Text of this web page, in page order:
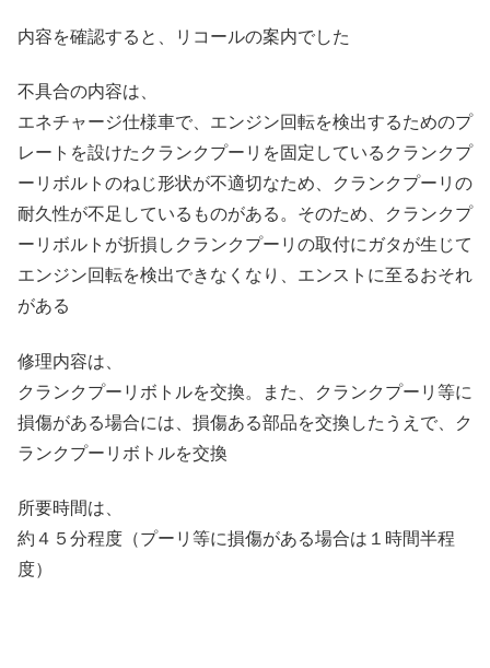
内容を確認すると、リコールの案内でした
不具合の内容は、
エネチャージ仕様車で、エンジン回転を検出するためのプ
レートを設けたクランクプーリを固定しているクランクプ
ーリボルトのねじ形状が不適切なため、クランクプーリの
耐久性が不足しているものがある。そのため、クランクプ
ーリボルトが折損しクランクプーリの取付にガタが生じて
エンジン回転を検出できなくなり、エンストに至るおそれ
がある
修理内容は、
クランクプーリボトルを交換。また、クランクプーリ等に
損傷がある場合には、損傷ある部品を交換したうえで、ク
ランクプーリボトルを交換
所要時間は、
約４５分程度（プーリ等に損傷がある場合は１時間半程
度）